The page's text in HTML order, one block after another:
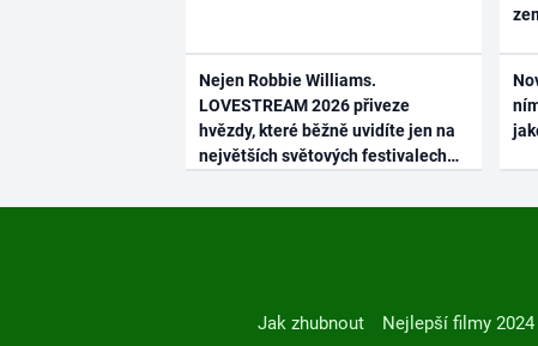
Nejen Robbie Williams.
LOVESTREAM 2026 přiveze
hvězdy, které běžně uvidíte jen na
největších světových festivalech
Jak zhubnout Nejlepší filmy 2024